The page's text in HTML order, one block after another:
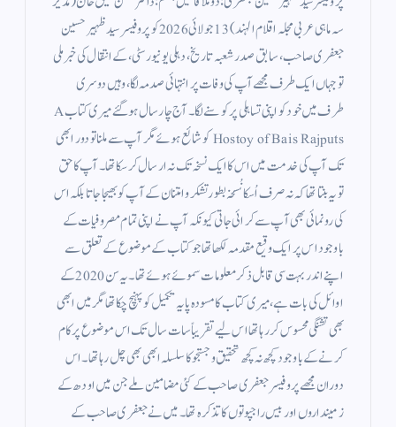
سہ ماہی عربی مجلہ اقلام الہند) 13 جولائی 2026 کو پروفیسر سید ظہیر حسین
جعفری صاحب، سابق صدر شعبہ تاریخ، دہلی یونیورسٹی، کے انتقال کی خبر ملی
تو جہاں ایک طرف مجھے آپ کی وفات پر انتہائی صدمہ لگا، وہیں دوسری
طرف میں خود کو اپنی تساہلی پر کوسنے لگا۔ آج چار سال ہو گئے میری کتاب A
Hostoy of Bais Rajputs کو شائع ہوئے مگر آپ سے ملنا تو دور ابھی
تک آپ کی خدمت میں اس کا ایک نسخہ تک نہ ارسال کر سکا تھا۔ آپ کا حق
تو یہ بنتا تھا کہ نہ صرف اُسکا نُسخہ بطور تشکر و امتنان کے آپ کو بھیجا جاتا بلکہ اس
کی رونمائی بھی آپ سے کرائی جاتی کیونکہ آپ نے اپنی تمام مصروفیات کے
باوجود اس پر ایک وقیع مقدمہ لکھا تھا جو کتاب کے موضوع کے تعلق سے
اپنے اندر بہت سی قابل ذکر معلومات سموئے ہوئے تھا۔ یہ سن 2020 کے
اوائل کی بات ہے، میری کتاب کا مسودہ پایہ تکمیل کو پہنچ چکا تھا مگر میں ابھی
بھی تشنگی محسوس کر رہا تھا اس لیے تقریباً سات سال تک اس موضوع پر کام
کرنے کے باوجود کچھ نہ کچھ تحقیق و جستجو کا سلسلہ ابھی بھی چل رہا تھا۔ اس
دوران مجھے پروفیسر جعفری صاحب کے کئی مضامين ملے جن میں اودھ کے
زمینداروں اور بیس راجپوتوں کا تذکرہ تھا۔ میں نے جعفری صاحب کے